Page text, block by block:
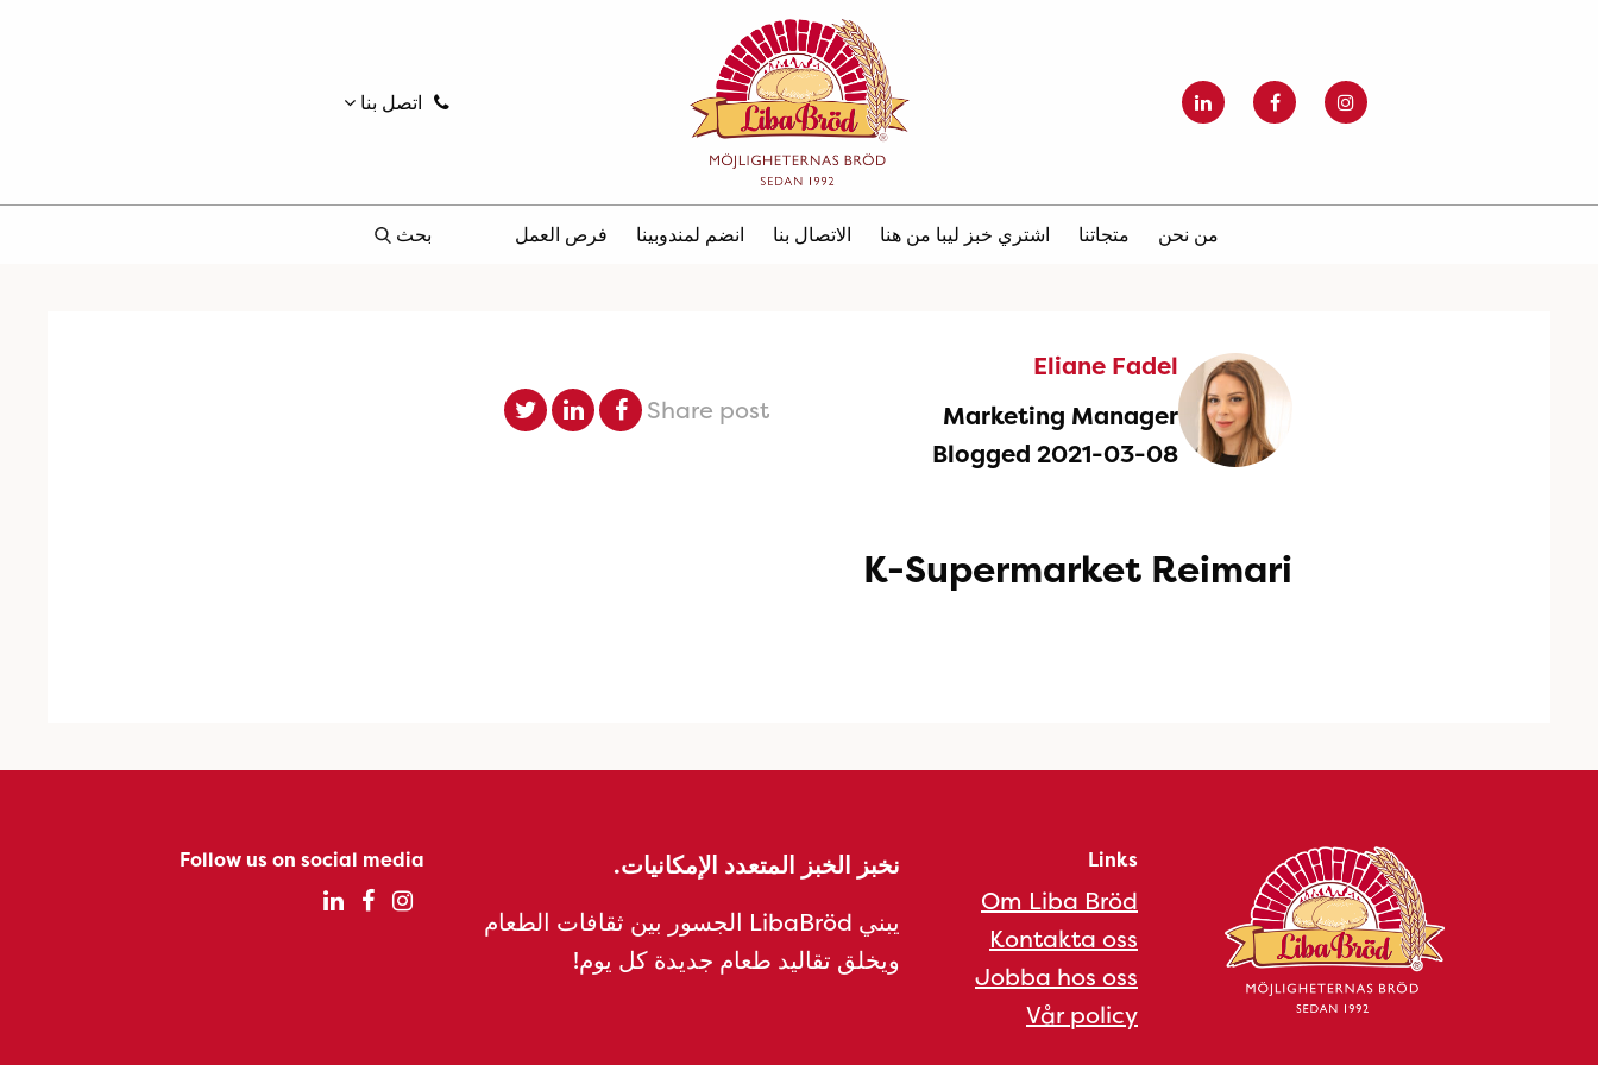
اتصل بنا
من نحن متجاتنا اشتري خبز ليبا من هنا الاتصال بنا انضم لمندوبينا فرص العمل بحث
Eliane Fadel
Marketing Manager
Blogged 2021-03-08
Share post
K-Supermarket Reimari
Links
Om Liba Bröd
Kontakta oss
Jobba hos oss
Vår policy
نخبز الخبز المتعدد الإمكانيات.
يبني LibaBröd الجسور بين ثقافات الطعام
ويخلق تقاليد طعام جديدة كل يوم!
Follow us on social media